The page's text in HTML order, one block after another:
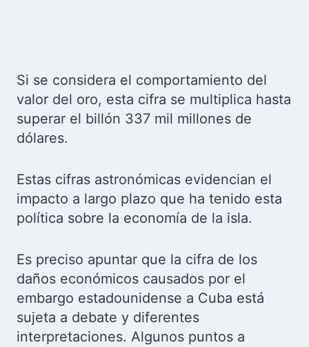
Si se considera el comportamiento del
valor del oro, esta cifra se multiplica hasta
superar el billón 337 mil millones de
dólares.
Estas cifras astronómicas evidencian el
impacto a largo plazo que ha tenido esta
política sobre la economía de la isla.
Es preciso apuntar que la cifra de los
daños económicos causados por el
embargo estadounidense a Cuba está
sujeta a debate y diferentes
interpretaciones. Algunos puntos a